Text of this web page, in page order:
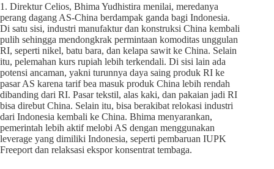
1. Direktur Celios, Bhima Yudhistira menilai, meredanya
perang dagang AS-China berdampak ganda bagi Indonesia.
Di satu sisi, industri manufaktur dan konstruksi China kembali
pulih sehingga mendongkrak permintaan komoditas unggulan
RI, seperti nikel, batu bara, dan kelapa sawit ke China. Selain
itu, pelemahan kurs rupiah lebih terkendali. Di sisi lain ada
potensi ancaman, yakni turunnya daya saing produk RI ke
pasar AS karena tarif bea masuk produk China lebih rendah
dibanding dari RI. Pasar tekstil, alas kaki, dan pakaian jadi RI
bisa direbut China. Selain itu, bisa berakibat relokasi industri
dari Indonesia kembali ke China. Bhima menyarankan,
pemerintah lebih aktif melobi AS dengan menggunakan
leverage yang dimiliki Indonesia, seperti pembaruan IUPK
Freeport dan relaksasi ekspor konsentrat tembaga.